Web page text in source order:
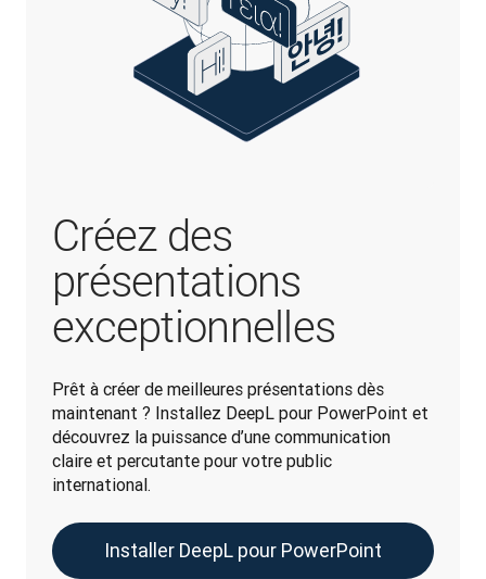
Créez des
présentations
exceptionnelles
Prêt à créer de meilleures présentations dès
maintenant ? Installez DeepL pour PowerPoint et
découvrez la puissance d’une communication
claire et percutante pour votre public
international.
Installer DeepL pour PowerPoint